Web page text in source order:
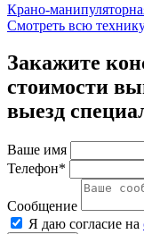
Крано-
Смотреть всю
Закажите
стоимости
выезд
Ваше имя
Телефон*
Сообщение
Я даю согласие на